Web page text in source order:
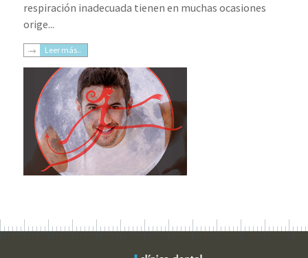
respiración inadecuada tienen en muchas ocasiones
orige...
Leer más..